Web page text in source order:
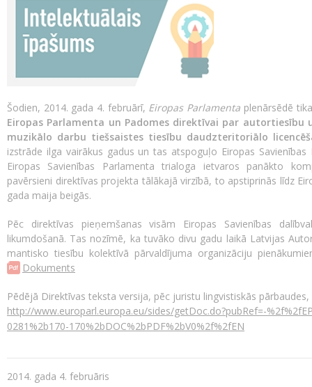
Šodien, 2014. gada 4. februārī, Eiropas Parlamenta plenārsēdē
Eiropas Parlamenta un Padomes direktīvai par
muzikālo darbu tiešsaistes tiesību daudzteritoriālo
izstrāde ilga vairākus gadus un tas atspoguļo Eiropas
Eiropas Savienības Parlamenta trialoga ietvaros panākto
pavērsieni direktīvas projekta tālākajā virzībā, to apstiprinās līdz
gada maija beigās.
Pēc direktīvas pieņemšanas visām Eiropas Savienības
likumdošanā. Tas nozīmē, ka tuvāko divu gadu laikā Latvijas
mantisko tiesību kolektīvā pārvaldījuma organizāciju
Dokuments
Pēdējā Direktīvas teksta versija, pēc juristu lingvistiskās
http://www.europarl.europa.eu/sides/getDoc.do?pubRef=-
0281%2b170-170%2bDOC%2bPDF%2bV0%2f%2fEN
2014. gada 4. februāris